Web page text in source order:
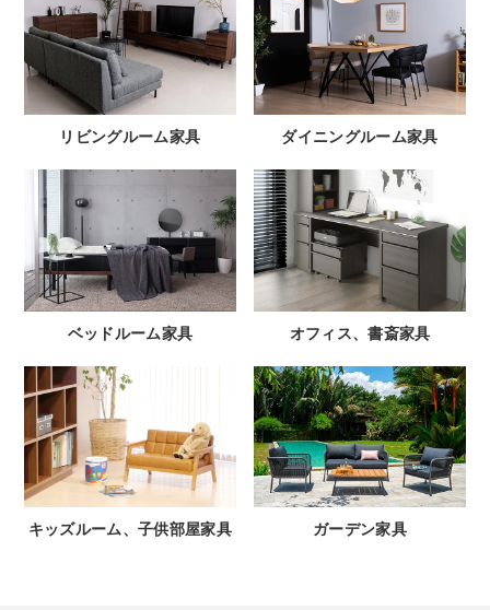
リビングルーム家具 ダイニングルーム家具
ベッドルーム家具 オフィス、書斎家具
キッズルーム、子供部屋家具 ガーデン家具